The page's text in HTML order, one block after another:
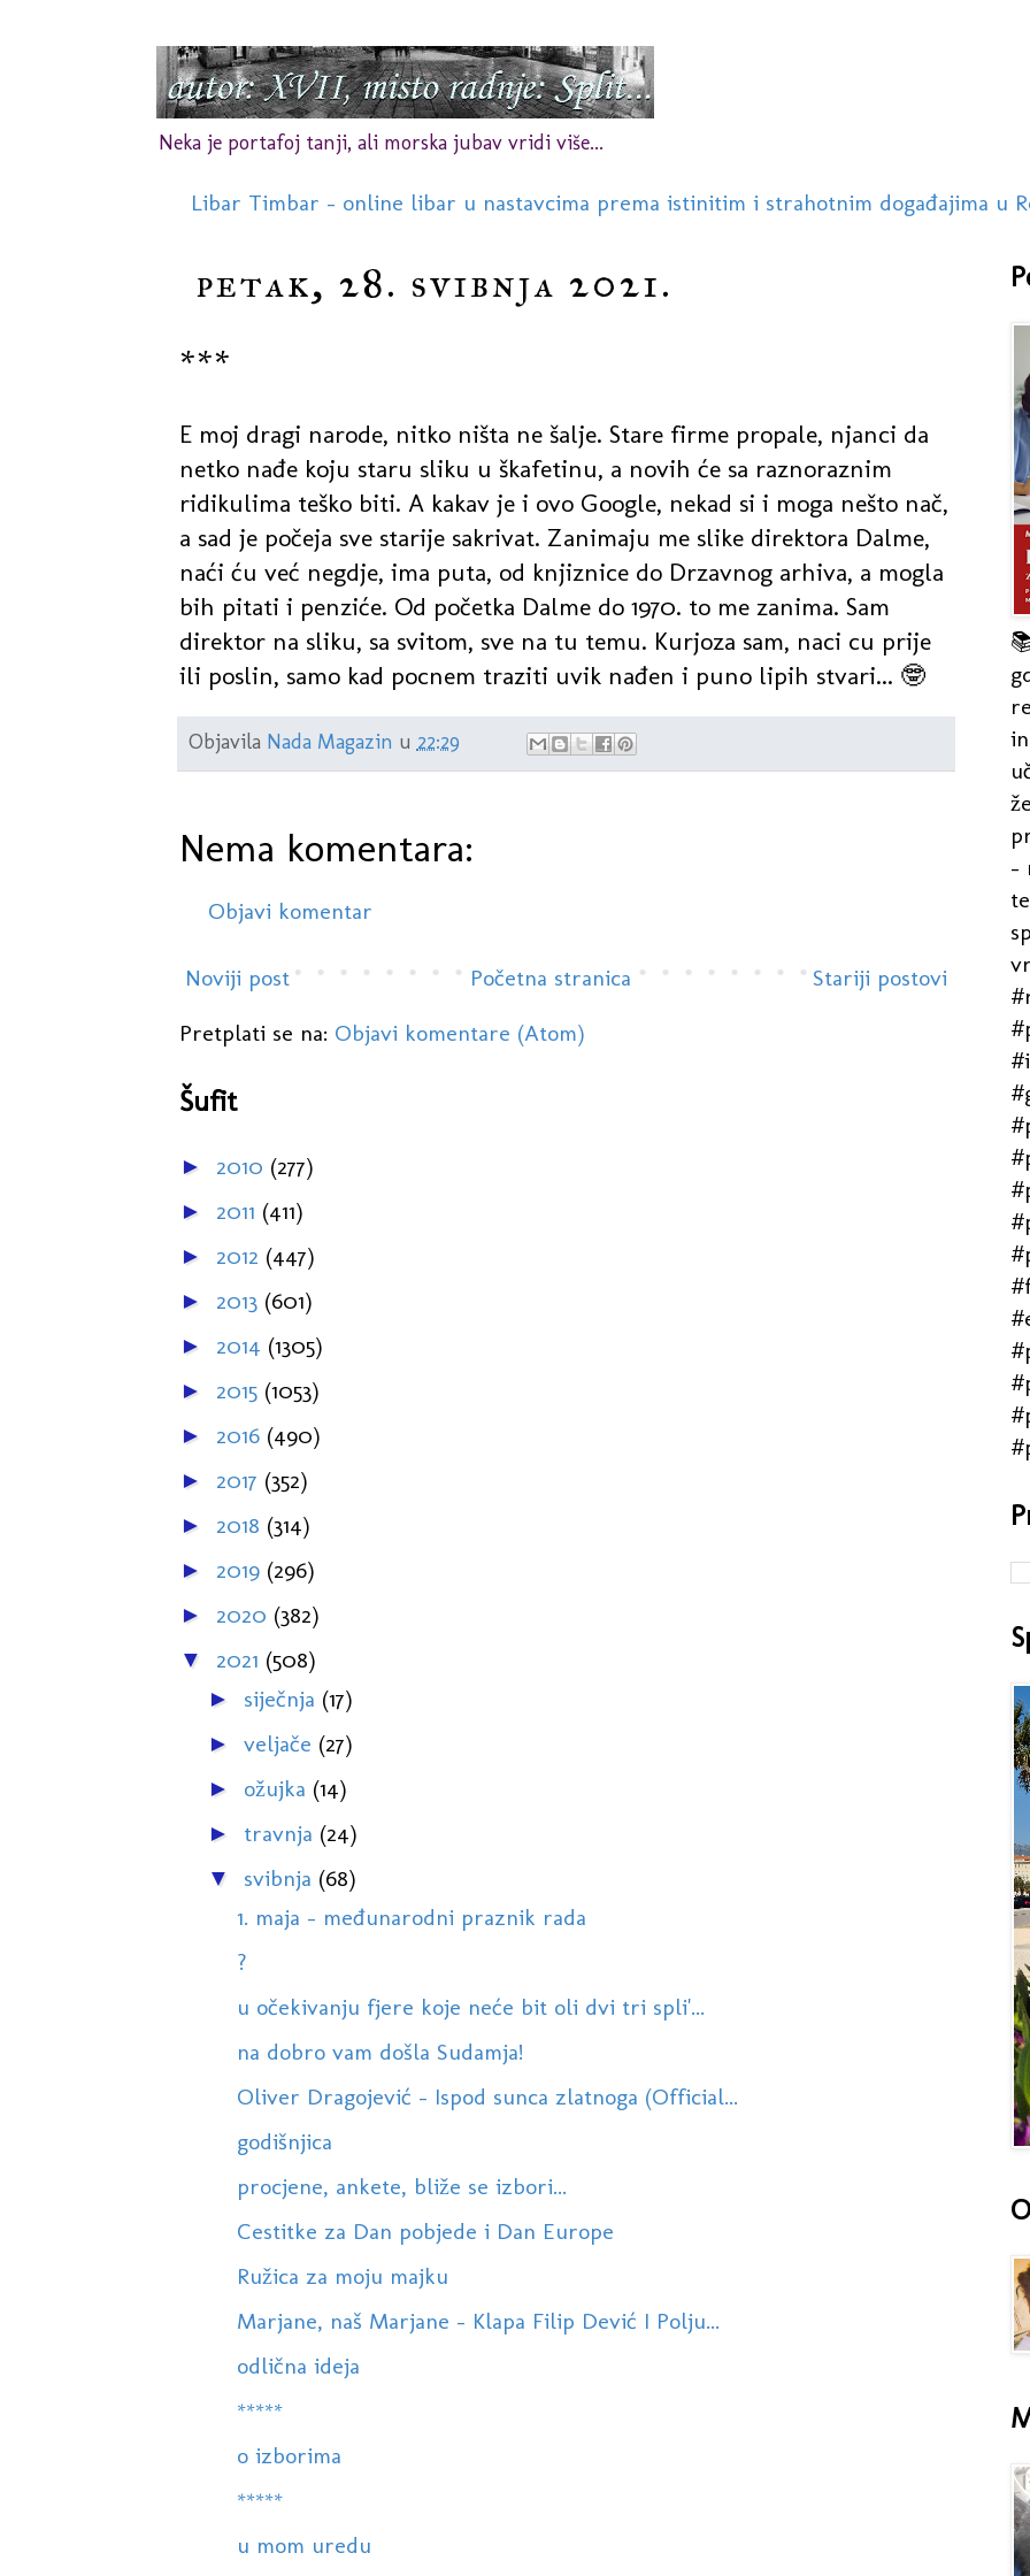
Neka je portafoj tanji, ali morska jubav vridi više...
Libar Timbar - online libar u nastavcima prema istinitim i strahotnim događajima u
petak, 28. svibnja 2021.
***
E moj dragi narode, nitko ništa ne šalje. Stare firme propale, njanci da
netko nađe koju staru sliku u škafetinu, a novih će sa raznoraznim
ridikulima teško biti. A kakav je i ovo Google, nekad si i moga nešto nač,
a sad je počeja sve starije sakrivat. Zanimaju me slike direktora Dalme,
naći ću već negdje, ima puta, od knjiznice do Drzavnog arhiva, a mogla
bih pitati i penziće. Od početka Dalme do 1970. to me zanima. Sam
direktor na sliku, sa svitom, sve na tu temu. Kurjoza sam, naci cu prije
ili poslin, samo kad pocnem traziti uvik nađen i puno lipih stvari... 🤓
Objavila Nada Magazin u 22:29
Nema komentara:
Objavi komentar
Noviji post Stariji postovi
Početna stranica
Pretplati se na: Objavi komentare (Atom)
Šufit
► 2010 (277)
► 2011 (411)
► 2012 (447)
► 2013 (601)
► 2014 (1305)
► 2015 (1053)
► 2016 (490)
► 2017 (352)
► 2018 (314)
► 2019 (296)
► 2020 (382)
▼ 2021 (508)
► siječnja (17)
► veljače (27)
► ožujka (14)
► travnja (24)
▼ svibnja (68)
1. maja - međunarodni praznik rada
?
u očekivanju fjere koje neće bit oli dvi tri spli'...
na dobro vam došla Sudamja!
Oliver Dragojević - Ispod sunca zlatnoga (Official...
godišnjica
procjene, ankete, bliže se izbori...
Cestitke za Dan pobjede i Dan Europe
Ružica za moju majku
Marjane, naš Marjane - Klapa Filip Dević I Polju...
odlična ideja
*****
o izborima
*****
u mom uredu
-